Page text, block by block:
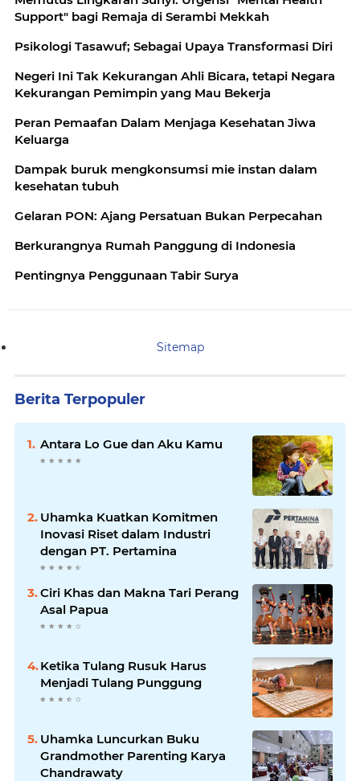
Support" bagi Remaja di Serambi Mekkah
Psikologi Tasawuf; Sebagai Upaya Transformasi Diri
Negeri Ini Tak Kekurangan Ahli Bicara, tetapi Negara
Kekurangan Pemimpin yang Mau Bekerja
Peran Pemaafan Dalam Menjaga Kesehatan Jiwa
Keluarga
Dampak buruk mengkonsumsi mie instan dalam
kesehatan tubuh
Gelaran PON: Ajang Persatuan Bukan Perpecahan
Berkurangnya Rumah Panggung di Indonesia
Pentingnya Penggunaan Tabir Surya
Sitemap
Berita Terpopuler
Antara Lo Gue dan Aku Kamu
Uhamka Kuatkan Komitmen
Inovasi Riset dalam Industri
dengan PT. Pertamina
Ciri Khas dan Makna Tari Perang
Asal Papua
Ketika Tulang Rusuk Harus
Menjadi Tulang Punggung
Uhamka Luncurkan Buku
Grandmother Parenting Karya
Chandrawaty